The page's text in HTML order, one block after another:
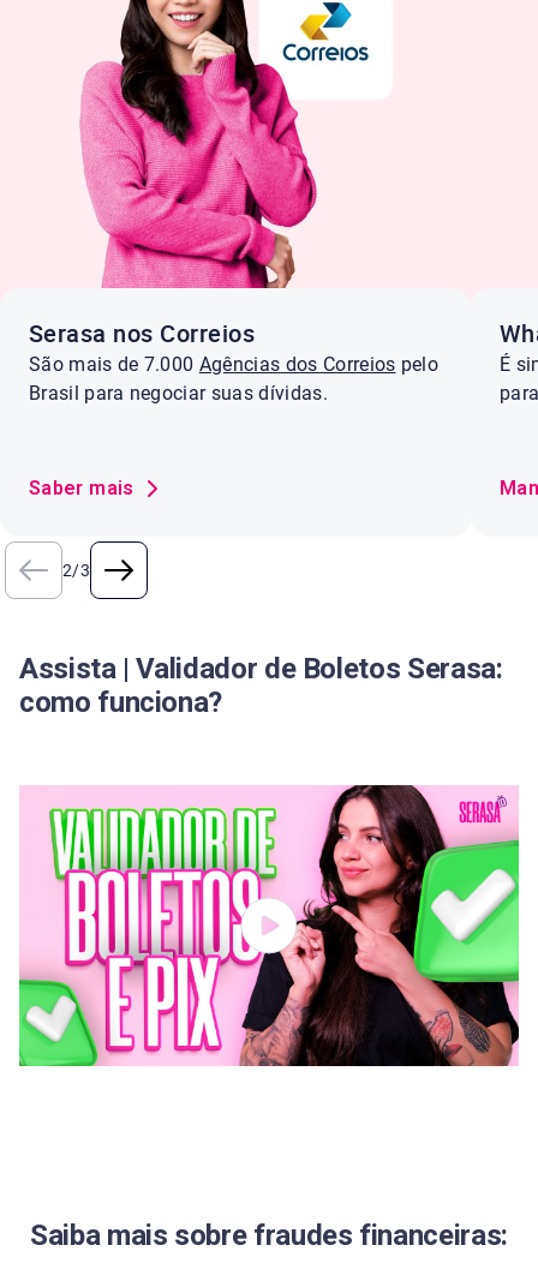
Serasa nos Correios
São mais de 7.000 Agências dos Correios pelo
Brasil para negociar suas dívidas.
Saber mais
É
2/3
Assista | Validador de Boletos Serasa:
como funciona?
Saiba mais sobre fraudes financeiras: